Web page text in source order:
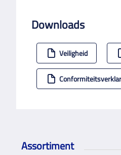
Downloads
Veiligheid
Assortiment